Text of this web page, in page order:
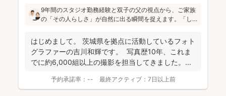
9年間のスタジオ勤務経験と双子の父の視点から、ご家族
の「その人らしさ」が自然に出る瞬間を捉えます。「し
ても「楽しかった！」と気持ちがよみがえる写真を残す
ことを、心がけて活動されていらっしゃいます！
はじめまして。 茨城県を拠点に活動しているフォト
グラファーの吉川和輝です。 写真歴10年、これま
でに約6,000組以上の撮影を担当してきました。 ...
予約承諾率： -- 最終アクティブ： 7日以上前